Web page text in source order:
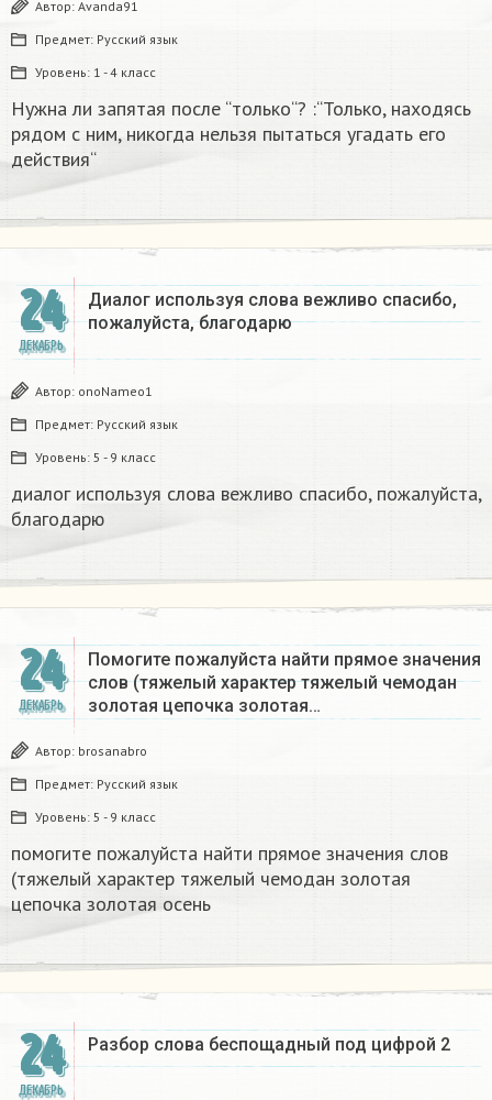
Автор: Avanda91
Предмет: Русский язык
Уровень: 1 - 4 класс
Нужна ли запятая после “только“? :“Только, находясь
рядом с ним, никогда нельзя пытаться угадать его
действия“
24
ДЕКАБРЬ
Диалог используя слова вежливо спасибо,
пожалуйста, благодарю
Автор: onoNameo1
Предмет: Русский язык
Уровень: 5 - 9 класс
диалог используя слова вежливо спасибо, пожалуйста,
благодарю
24
ДЕКАБРЬ
Помогите пожалуйста найти прямое значения
слов (тяжелый характер тяжелый чемодан
золотая цепочка золотая…
Автор: brosanabro
Предмет: Русский язык
Уровень: 5 - 9 класс
помогите пожалуйста найти прямое значения слов
(тяжелый характер тяжелый чемодан золотая
цепочка золотая осень
24
ДЕКАБРЬ
Разбор слова беспощадный под цифрой 2